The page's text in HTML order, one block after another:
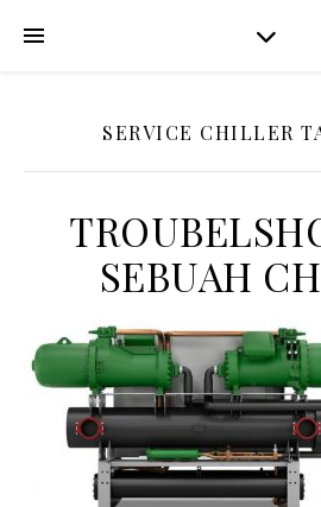
SERVICE CHILLER
SEBUAH